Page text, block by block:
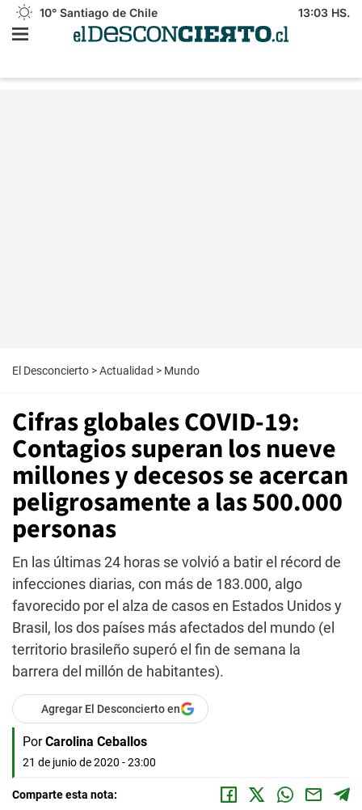
10° Santiago de Chile 13:03 HS.
El Desconcierto >Actualidad > Mundo
Cifras globales COVID-19:
Contagios superan los nueve
millones y decesos se acercan
peligrosamente a las 500.000
personas
En las últimas 24 horas se volvió a batir el récord de
infecciones diarias, con más de 183.000, algo
favorecido por el alza de casos en Estados Unidos y
Brasil, los dos países más afectados del mundo (el
territorio brasileño superó el fin de semana la
barrera del millón de habitantes).
Agregar El Desconcierto en
Por Carolina Ceballos
21 de junio de 2020 - 23:00
Comparte esta nota: